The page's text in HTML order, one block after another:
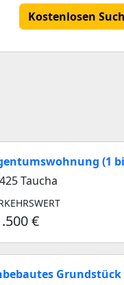
Kostenlosen
(1
Taucha
€
Grundstück